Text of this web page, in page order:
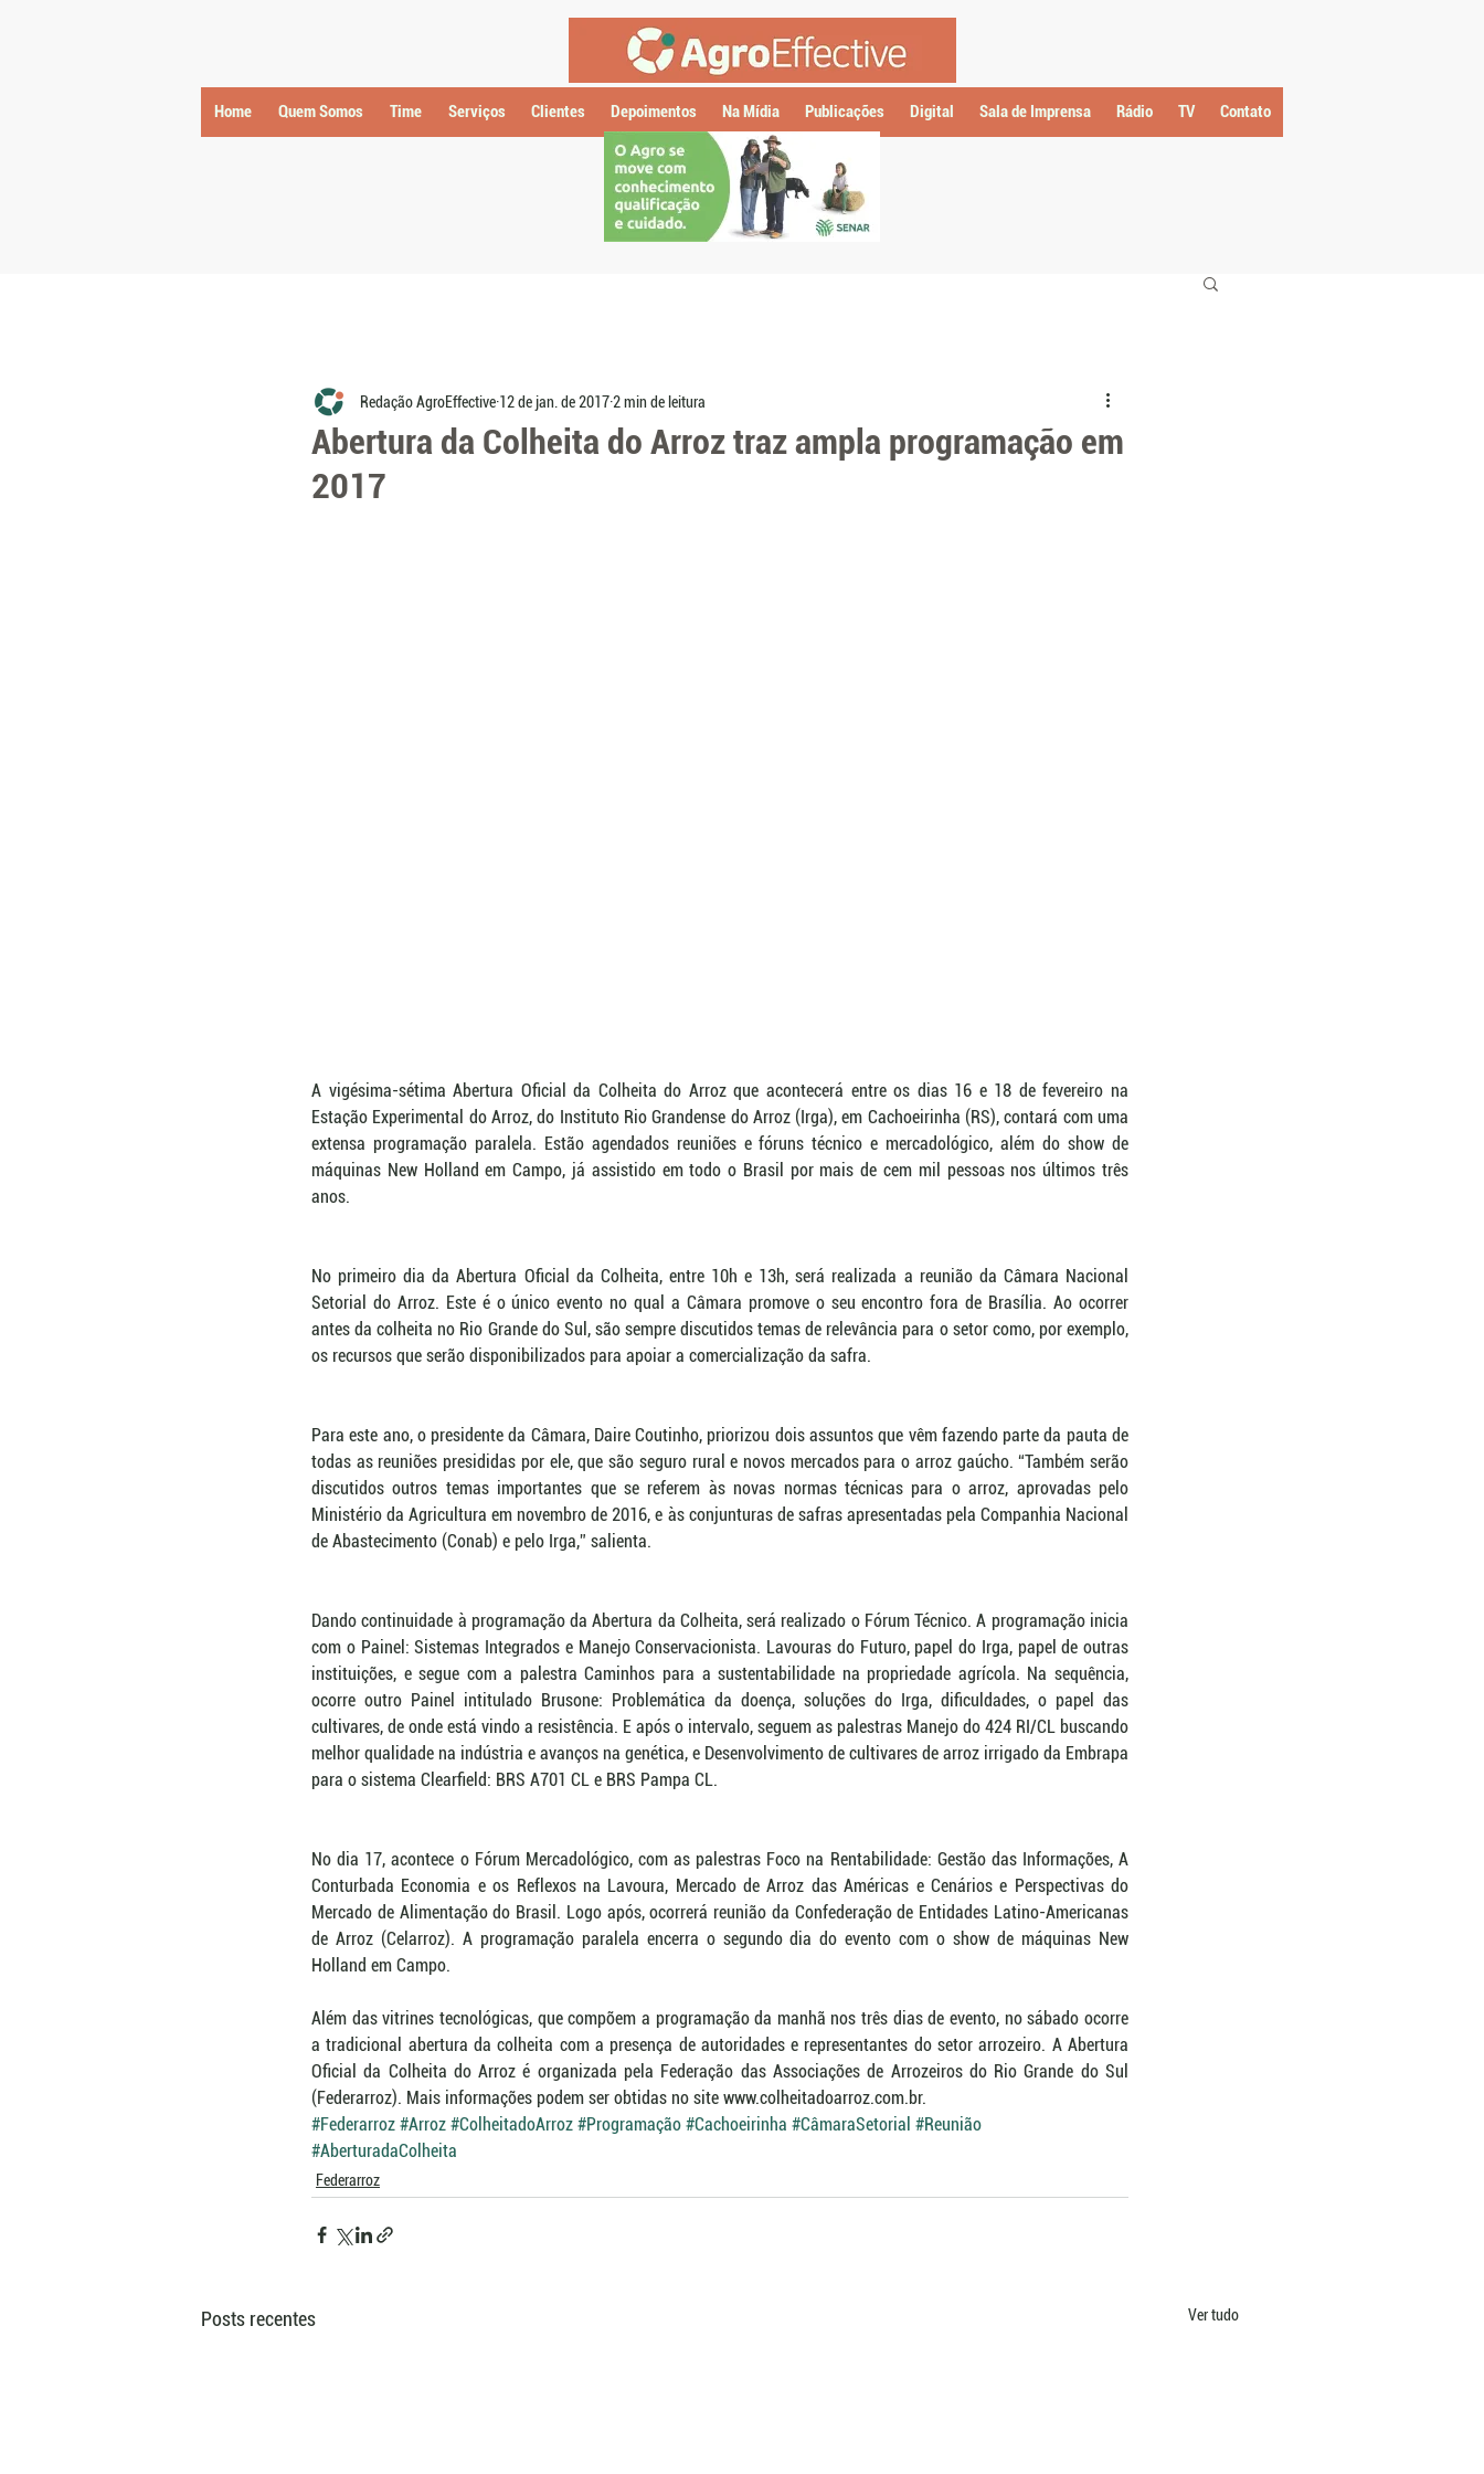
Home Quem Somos Time Serviços Clientes Depoimentos Na Mídia Publicações Digital Sala de Imprensa Rádio TV Contato
Abertura da Colheita do Arroz traz ampla programação em
2017
Redação AgroEffective 12 de jan. de 20172 min de leitura
A vigésima-sétima Abertura Oficial da Colheita do Arroz que acontecerá entre os dias 16 e 18 de fevereiro na
Estação Experimental do Arroz, do Instituto Rio Grandense do Arroz (Irga), em Cachoeirinha (RS), contará com uma
extensa programação paralela. Estão agendados reuniões e fóruns técnico e mercadológico, além do show de
máquinas New Holland em Campo, já assistido em todo o Brasil por mais de cem mil pessoas nos últimos três
anos.
No primeiro dia da Abertura Oficial da Colheita, entre 10h e 13h, será realizada a reunião da Câmara Nacional
Setorial do Arroz. Este é o único evento no qual a Câmara promove o seu encontro fora de Brasília. Ao ocorrer
antes da colheita no Rio Grande do Sul, são sempre discutidos temas de relevância para o setor como, por exemplo,
os recursos que serão disponibilizados para apoiar a comercialização da safra.
Para este ano, o presidente da Câmara, Daire Coutinho, priorizou dois assuntos que vêm fazendo parte da pauta de
todas as reuniões presididas por ele, que são seguro rural e novos mercados para o arroz gaúcho. “Também serão
discutidos outros temas importantes que se referem às novas normas técnicas para o arroz, aprovadas pelo
Ministério da Agricultura em novembro de 2016, e às conjunturas de safras apresentadas pela Companhia Nacional
de Abastecimento (Conab) e pelo Irga,” salienta.
Dando continuidade à programação da Abertura da Colheita, será realizado o Fórum Técnico. A programação inicia
com o Painel: Sistemas Integrados e Manejo Conservacionista. Lavouras do Futuro, papel do Irga, papel de outras
instituições, e segue com a palestra Caminhos para a sustentabilidade na propriedade agrícola. Na sequência,
ocorre outro Painel intitulado Brusone: Problemática da doença, soluções do Irga, dificuldades, o papel das
cultivares, de onde está vindo a resistência. E após o intervalo, seguem as palestras Manejo do 424 RI/CL buscando
melhor qualidade na indústria e avanços na genética, e Desenvolvimento de cultivares de arroz irrigado da Embrapa
para o sistema Clearfield: BRS A701 CL e BRS Pampa CL.
No dia 17, acontece o Fórum Mercadológico, com as palestras Foco na Rentabilidade: Gestão das Informações, A
Conturbada Economia e os Reflexos na Lavoura, Mercado de Arroz das Américas e Cenários e Perspectivas do
Mercado de Alimentação do Brasil. Logo após, ocorrerá reunião da Confederação de Entidades Latino-Americanas
de Arroz (Celarroz). A programação paralela encerra o segundo dia do evento com o show de máquinas New
Holland em Campo.
Além das vitrines tecnológicas, que compõem a programação da manhã nos três dias de evento, no sábado ocorre
a tradicional abertura da colheita com a presença de autoridades e representantes do setor arrozeiro. A Abertura
Oficial da Colheita do Arroz é organizada pela Federação das Associações de Arrozeiros do Rio Grande do Sul
(Federarroz). Mais informações podem ser obtidas no site www.colheitadoarroz.com.br.
#Federarroz #Arroz #ColheitadoArroz #Programação #Cachoeirinha #CâmaraSetorial #Reunião
#AberturadaColheita
Federarroz
Posts recentes Ver tudo